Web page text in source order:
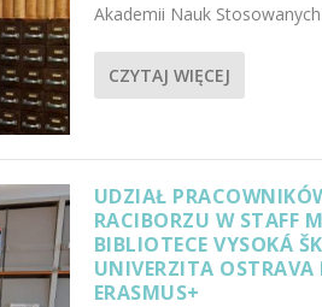
Akademii Nauk Stosowanych
CZYTAJ WIĘCEJ
UDZIAŁ
RACIBORZU W STAFF
BIBLIOTECE VYSOKÁ
UNIVERZITA
ERASMUS+